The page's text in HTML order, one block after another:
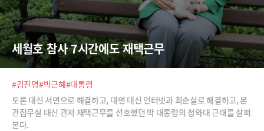
세월호 참사 7시간에도 재택근무
#김진명#박근혜#대통령
토론 대신 서면으로 해결하고, 대면 대신 인터넷과 최순실로 해결하고, 본
관집무실 대신 관저 재택근무를 선호했던 박 대통령의 청와대 근태를 살펴
본다.